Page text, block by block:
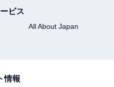
ンチ保冷バッグ
など、税込1万3300円相
います。
バッグ ライトグレー、
ビス
All About Japan
情報